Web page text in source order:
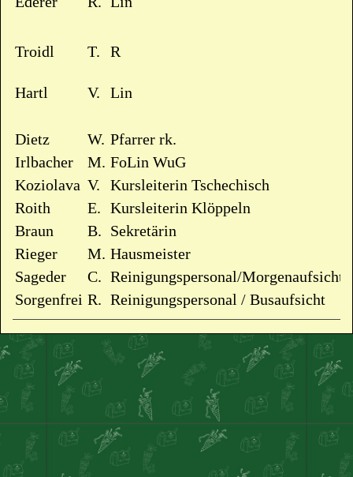
Troidl
T. R
Hartl
V. Lin
Dietz W. Pfarrer rk.
Irlbacher
M. FoLin WuG
Koziolava V.
Kursleiterin Tschechisch
Roith
E. Kursleiterin Klöppeln
Braun
B. Sekretärin
Rieger
M. Hausmeister
Sageder
C. Reinigungspersonal/Morgenaufsicht
Sorgenfrei R. Reinigungspersonal / Busaufsicht